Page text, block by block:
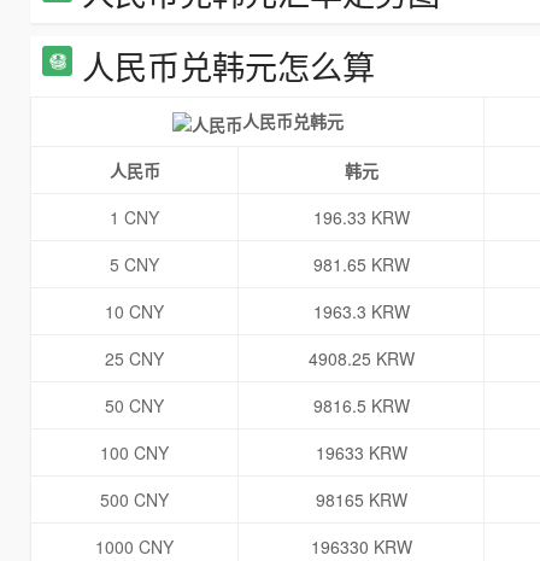
人民币兑韩元怎么算
人民币兑韩元
人民币
韩元
1 CNY
196.33 KRW
5 CNY
981.65 KRW
10 CNY
1963.3 KRW
25 CNY
4908.25 KRW
50 CNY
9816.5 KRW
100 CNY
19633 KRW
500 CNY
98165 KRW
1000 CNY
196330 KRW